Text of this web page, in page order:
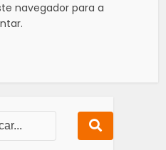
navegador para a